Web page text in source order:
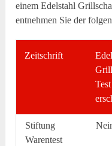
einem Edelstahl
entnehmen Sie der
Zeitschrift
Test
Stiftung
Warentest